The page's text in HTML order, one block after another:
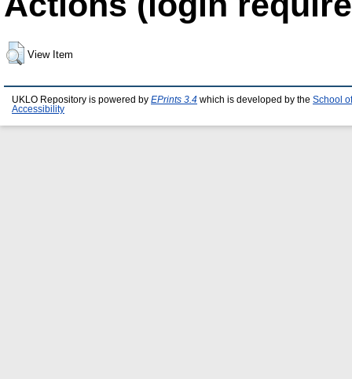
View Item
UKLO Repository is powered by EPrints 3.4 which is developed by the School
Accessibility